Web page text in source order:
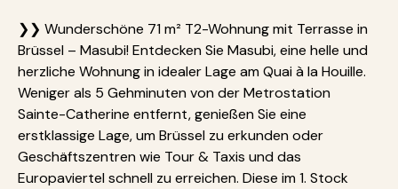
❯❯ Wunderschöne 71 m² T2-Wohnung mit Terrasse in
Brüssel – Masubi! Entdecken Sie Masubi, eine helle und
herzliche Wohnung in idealer Lage am Quai à la Houille.
Weniger als 5 Gehminuten von der Metrostation
Sainte-Catherine entfernt, genießen Sie eine
erstklassige Lage, um Brüssel zu erkunden oder
Geschäftszentren wie Tour & Taxis und das
Europaviertel schnell zu erreichen. Diese im 1. Stock